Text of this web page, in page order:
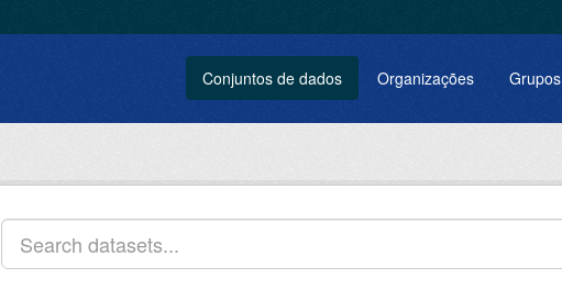
Conjuntos de dados Organizações Grupos